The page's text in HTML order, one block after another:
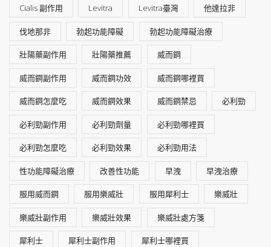
Cialis 副作用 Levitra Levitra臺灣 他達拉非
伐地那非 勃起功能障礙 勃起功能障礙治療
壯陽藥副作用 壯陽藥推薦 威而鋼
威而鋼副作用 威而鋼功效 威而鋼哪裡買
威而鋼怎麼吃 威而鋼效果 威而鋼禁忌 必利勁
必利勁副作用 必利勁劑量 必利勁哪裡買
必利勁怎麼吃 必利勁效果 必利勁用法
性功能障礙治療 改善性功能 早洩 早洩治療
服用威而鋼 服用樂威壯 服用犀利士 樂威壯
樂威壯副作用 樂威壯效果 樂威壯處方箋
犀利士 犀利士副作用 犀利士哪裡買